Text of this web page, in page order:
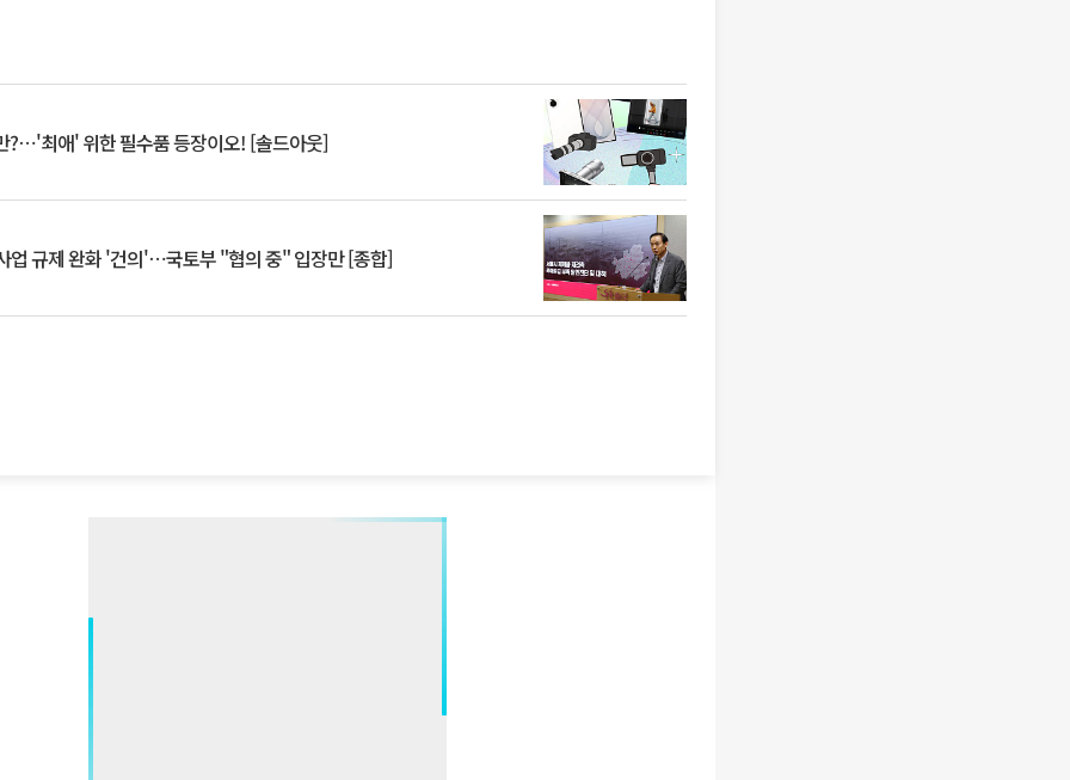
?⋯'최애' 위한 필수품 등장이오! [솔드아웃]
업 규제 완화 '건의'⋯국토부 "협의 중" 입장만 [종합]